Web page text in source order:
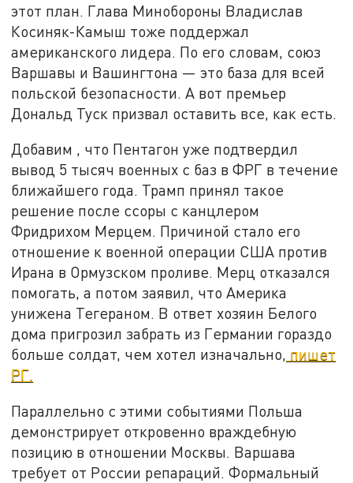
этот план. Глава Минобороны Владислав
Косиняк-Камыш тоже поддержал
американского лидера. По его словам, союз
Варшавы и Вашингтона — это база для всей
польской безопасности. А вот премьер
Дональд Туск призвал оставить все, как есть.
Добавим , что Пентагон уже подтвердил
вывод 5 тысяч военных с баз в ФРГ в течение
ближайшего года. Трамп принял такое
решение после ссоры с канцлером
Фридрихом Мерцем. Причиной стало его
отношение к военной операции США против
Ирана в Ормузском проливе. Мерц отказался
помогать, а потом заявил, что Америка
унижена Тегераном. В ответ хозяин Белого
дома пригрозил забрать из Германии гораздо
больше солдат, чем хотел изначально, пишет
РГ.
Параллельно с этими событиями Польша
демонстрирует откровенно враждебную
позицию в отношении Москвы. Варшава
требует от России репараций. Формальный